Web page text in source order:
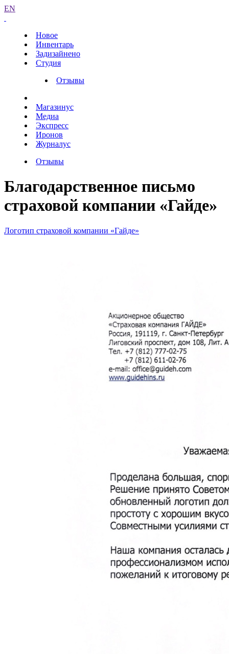
EN
Новое
Инвентарь
Задизайнено
Студия
Отзывы
Магазинус
Медиа
Экспресс
Иронов
Журналус
Отзывы
Благодарственное письмо
страховой компании «Гайде»
Логотип страховой компании «Гайде»